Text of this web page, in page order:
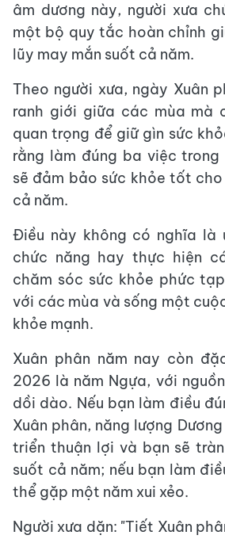
âm dương này, người xưa
một bộ quy tắc hoàn chỉnh
lũy may mắn suốt cả năm.
Theo người xưa, ngày Xuân
ranh giới giữa các mùa mà
quan trọng để giữ gìn sức
rằng làm đúng ba việc trong
sẽ đảm bảo sức khỏe tốt
cả năm.
Điều này không có nghĩa là
chức năng hay thực hiện
chăm sóc sức khỏe phức
với các mùa và sống một
khỏe mạnh.
Xuân phân năm nay còn
2026 là năm Ngựa, với
dồi dào. Nếu bạn làm điều
Xuân phân, năng lượng
triển thuận lợi và bạn sẽ
suốt cả năm; nếu bạn làm
thể gặp một năm xui xẻo.
Người xưa dặn: "Tiết Xuân